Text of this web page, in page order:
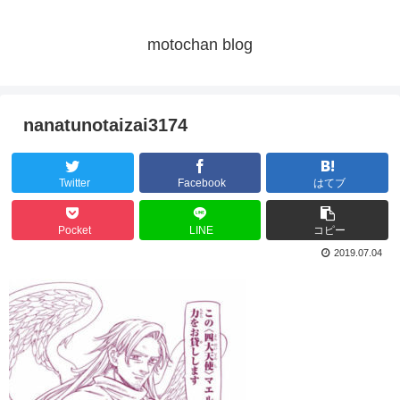
motochan blog
nanatunotaizai3174
Twitter Facebook はてブ
Pocket LINE コピー
2019.07.04